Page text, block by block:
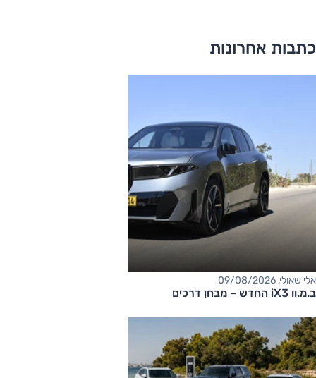
כתבות אחרונות
אלי שאולי, 09/08/2026
ב.מ.וו iX3 החדש – מבחן דרכים